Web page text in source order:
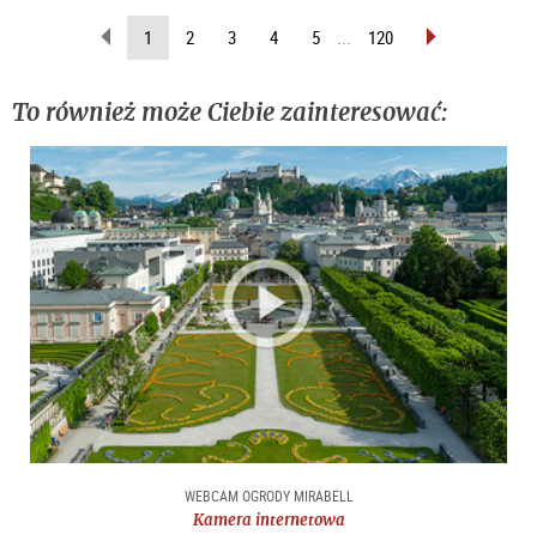
wstecz1 (Aktualna
strona)
2 3 4 5 ... 120 do
To również może Ciebie zainteresować:
WEBCAM OGRODY MIRABELL
Kamera internetowa